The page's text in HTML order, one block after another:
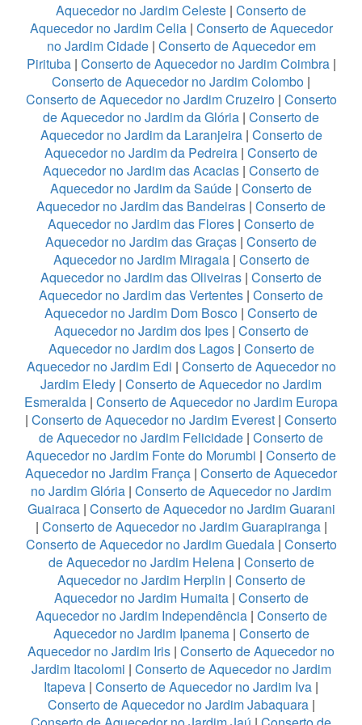
Aquecedor no Jardim Celeste | Conserto de
Aquecedor no Jardim Celia| Conserto de Aquecedor
no Jardim Cidade| Conserto de Aquecedor em
Pirituba| Conserto de Aquecedor no Jardim Coimbra|
Conserto de Aquecedor no Jardim Colombo |
Conserto de Aquecedor no Jardim Cruzeiro| Conserto
de Aquecedor no Jardim da Glória | Conserto de
Aquecedor no Jardim da Laranjeira| Conserto de
Aquecedor no Jardim da Pedreira | Conserto de
Aquecedor no Jardim das Acacias | Conserto de
Aquecedor no Jardim da Saúde | Conserto de
Aquecedor no Jardim das Bandeiras | Conserto de
Aquecedor no Jardim das Flores | Conserto de
Aquecedor no Jardim das Graças | Conserto de
Aquecedor no Jardim Miragaia| Conserto de
Aquecedor no Jardim das Oliveiras | Conserto de
Aquecedor no Jardim das Vertentes | Conserto de
Aquecedor no Jardim Dom Bosco | Conserto de
Aquecedor no Jardim dos Ipes| Conserto de
Aquecedor no Jardim dos Lagos| Conserto de
Aquecedor no Jardim Edi | Conserto de Aquecedor no
Jardim Eledy | Conserto de Aquecedor no Jardim
Esmeralda | Conserto de Aquecedor no Jardim Europa
| Conserto de Aquecedor no Jardim Everest | Conserto
de Aquecedor no Jardim Felicidade | Conserto de
Aquecedor no Jardim Fonte do Morumbi | Conserto de
Aquecedor no Jardim França | Conserto de Aquecedor
no Jardim Glória | Conserto de Aquecedor no Jardim
Guairaca| Conserto de Aquecedor no Jardim Guarani
| Conserto de Aquecedor no Jardim Guarapiranga|
Conserto de Aquecedor no Jardim Guedala| Conserto
de Aquecedor no Jardim Helena| Conserto de
Aquecedor no Jardim Herplin | Conserto de
Aquecedor no Jardim Humaita| Conserto de
Aquecedor no Jardim Independência| Conserto de
Aquecedor no Jardim Ipanema| Conserto de
Aquecedor no Jardim Iris | Conserto de Aquecedor no
Jardim Itacolomi | Conserto de Aquecedor no Jardim
Itapeva | Conserto de Aquecedor no Jardim Iva |
Conserto de Aquecedor no Jardim Jabaquara|